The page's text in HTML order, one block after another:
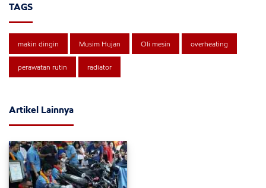
TAGS
makin dingin Musim Hujan Oli mesin overheating
perawatan rutin radiator
Artikel Lainnya